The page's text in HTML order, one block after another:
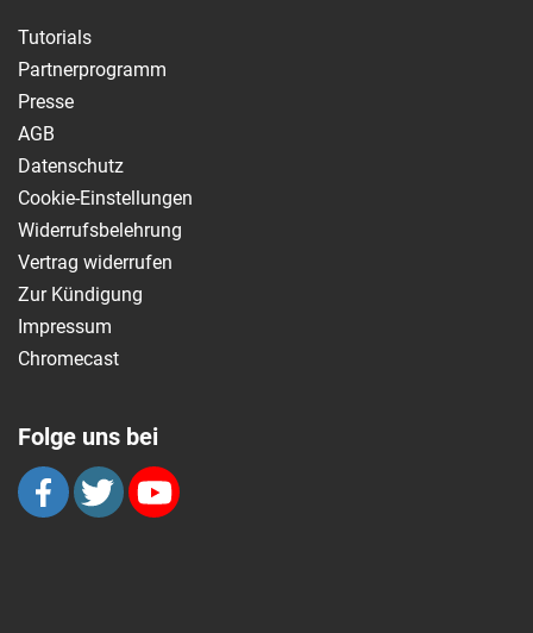
Tutorials
Partnerprogramm
Presse
AGB
Datenschutz
Cookie-Einstellungen
Widerrufsbelehrung
Vertrag widerrufen
Zur Kündigung
Impressum
Chromecast
Folge uns bei